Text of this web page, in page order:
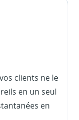
clients ne le
en un seul
en